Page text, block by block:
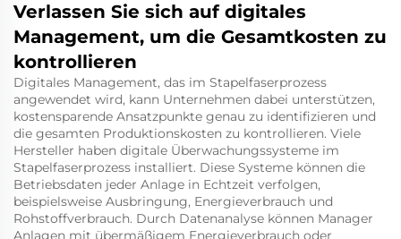
Verlassen Sie sich auf digitales
Management, um die Gesamtkosten zu
kontrollieren
Digitales Management, das im Stapelfaserprozess
angewendet wird, kann Unternehmen dabei unterstützen,
kostensparende Ansatzpunkte genau zu identifizieren und
die gesamten Produktionskosten zu kontrollieren. Viele
Hersteller haben digitale Überwachungssysteme im
Stapelfaserprozess installiert. Diese Systeme können die
Betriebsdaten jeder Anlage in Echtzeit verfolgen,
beispielsweise Ausbringung, Energieverbrauch und
Rohstoffverbrauch. Durch Datenanalyse können Manager
Anlagen mit übermäßigem Energieverbrauch oder